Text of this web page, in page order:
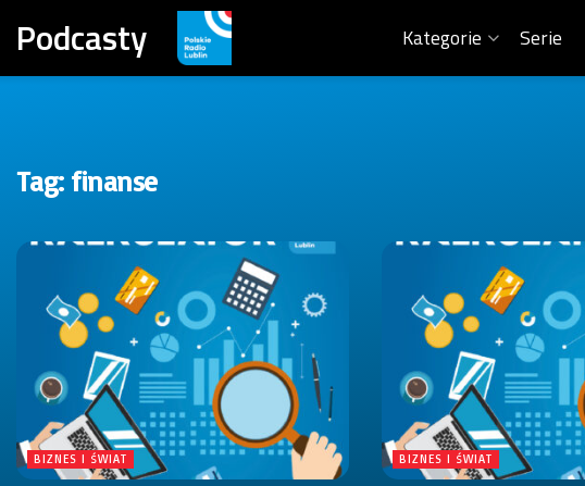
Podcasty Kategorie Serie
Tag: finanse
BIZNES I ŚWIAT BIZNES I ŚWIAT